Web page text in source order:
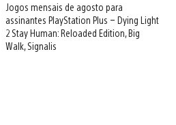
Jogos mensais de agosto para
assinantes PlayStation Plus – Dying Light
2 Stay Human: Reloaded Edition, Big
Walk, Signalis